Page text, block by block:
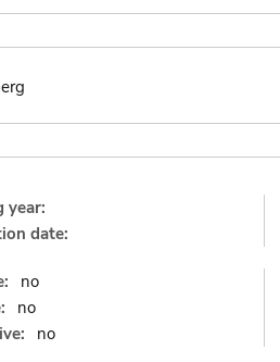
year:
date:
no
no
no